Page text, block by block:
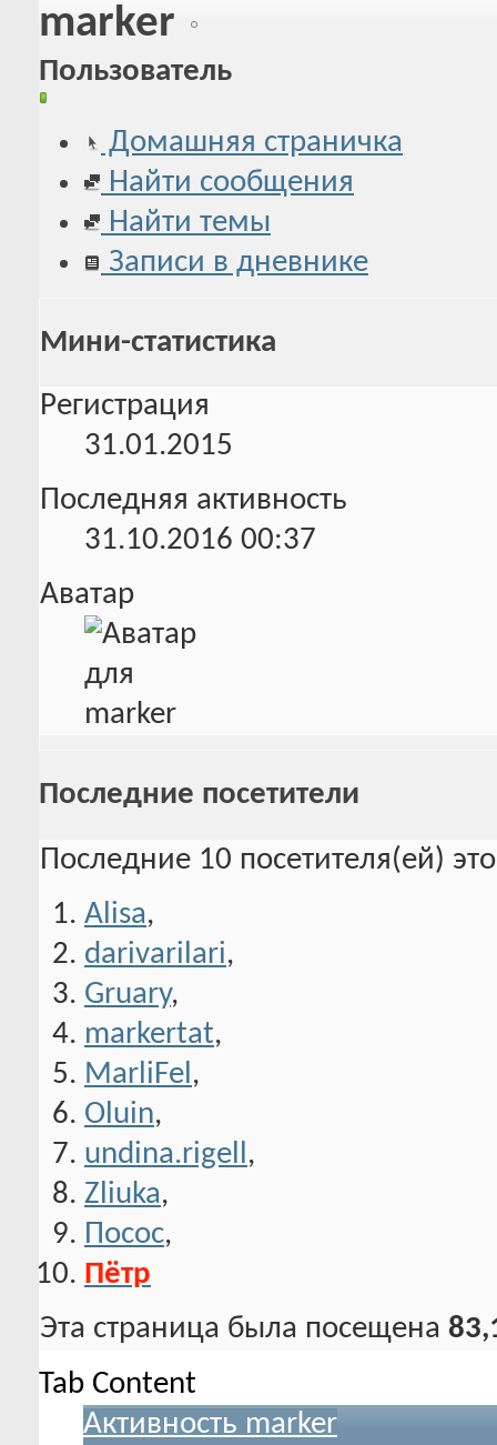
marker
Пользователь
Домашняя страничка
Найти сообщения
Найти темы
Записи в дневнике
Мини-статистика
Регистрация
31.01.2015
Последняя активность
31.10.2016 00:37
Аватар
Последние посетители
Последние 10 посетителя(ей)
Alisa,
darivarilari,
Gruary,
markertat,
MarliFel ,
Oluin,
undina.rigell ,
Zliuka,
Посос,
Пётр
Эта страница была посещена
Tab Content
Активность marker